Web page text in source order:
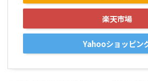
楽天市場
Yahooショッピン